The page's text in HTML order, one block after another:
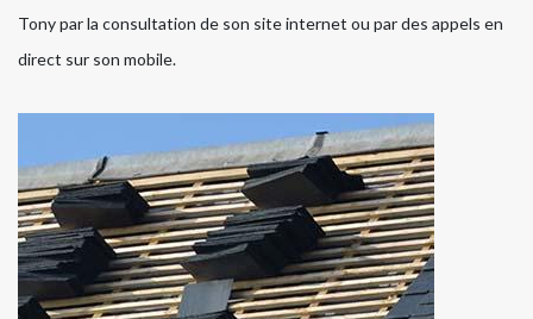
Tony par la consultation de son site internet ou par des appels en
direct sur son mobile.